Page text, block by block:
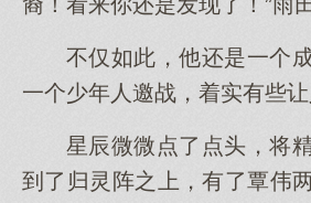
不仅如此，他还是一个
一个少年人邀战，着实有些让
星辰微微点了点头，将
到了归灵阵之上，有了覃伟